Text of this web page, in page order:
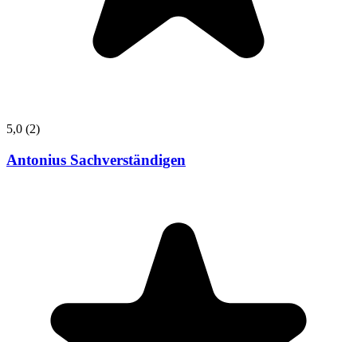
5,0 (2)
Antonius Sachverständigen